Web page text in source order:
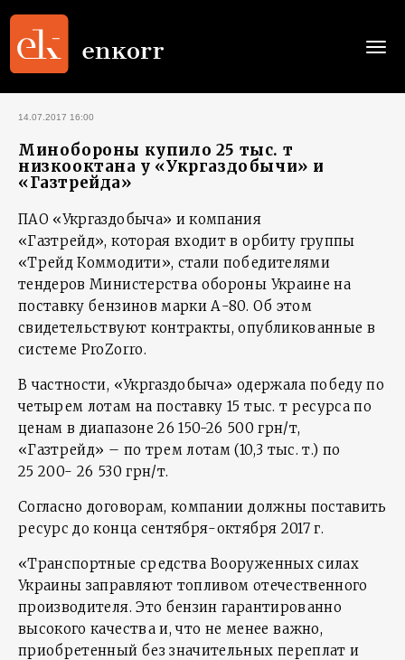
14.07.2017 16:00
Минобороны купило 25 тыс. т
низкооктана у «Укргаздобычи» и
«Газтрейда»
ПАО «Укргаздобыча» и компания
«Газтрейд», которая входит в орбиту группы
«Трейд Коммодити», стали победителями
тендеров Министерства обороны Украине на
поставку бензинов марки А-80. Об этом
свидетельствуют контракты, опубликованные в
системе ProZorro.
В частности, «Укргаздобыча» одержала победу по
четырем лотам на поставку 15 тыс. т ресурса по
ценам в диапазоне 26 150-26 500 грн/т,
«Газтрейд» – по трем лотам (10,3 тыс. т.) по
25 200- 26 530 грн/т.
Согласно договорам, компании должны поставить
ресурс до конца сентября-октября 2017 г.
«Транспортные средства Вооруженных силах
Украины заправляют топливом отечественного
производителя. Это бензин гарантированно
высокого качества и, что не менее важно,
приобретенный без значительных переплат и